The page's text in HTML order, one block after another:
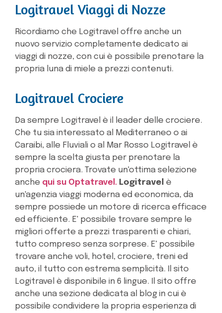
Logitravel Viaggi di Nozze
Ricordiamo che Logitravel offre anche un
nuovo servizio completamente dedicato ai
viaggi di nozze, con cui è possibile prenotare la
propria luna di miele a prezzi contenuti.
Logitravel Crociere
Da sempre Logitravel è il leader delle crociere.
Che tu sia interessato al Mediterraneo o ai
Caraibi, alle Fluviali o al Mar Rosso Logitravel è
sempre la scelta giusta per prenotare la
propria crociera. Trovate un'ottima selezione
anche qui su Optatravel. Logitravel è
un'agenzia viaggi moderna ed economica, da
sempre possiede un motore di ricerca efficace
ed efficiente. E' possibile trovare sempre le
migliori offerte a prezzi trasparenti e chiari,
tutto compreso senza sorprese. E' possibile
trovare anche voli, hotel, crociere, treni ed
auto, il tutto con estrema semplicità. Il sito
Logitravel è disponibile in 6 lingue. Il sito offre
anche una sezione dedicata al blog in cui è
possibile condividere la propria esperienza di